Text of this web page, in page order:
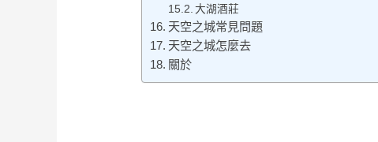
大湖酒莊
天空之城常見問題
天空之城怎麼去
關於